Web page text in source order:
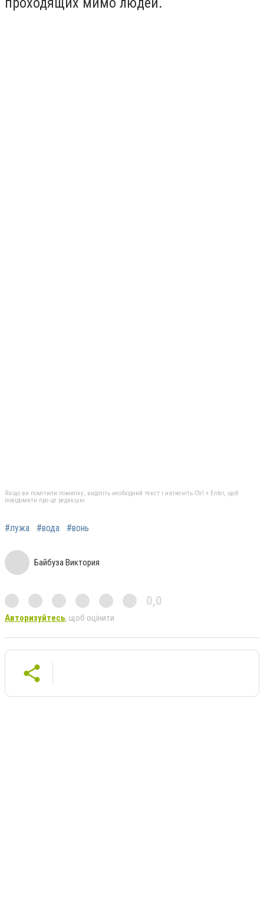
Якщо ви помітили помилку, виділіть необхідний текст і натисніть Ctrl + Enter, щоб
повідомити про це редакцію
#лужа #вода #вонь
Байбуза Виктория
0,0
Авторизуйтесь, щоб оцінити